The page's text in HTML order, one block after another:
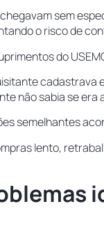
sem
o risco de
do
não sabia se era
semelhantes
lento,